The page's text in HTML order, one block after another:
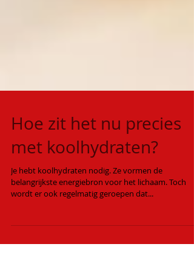
Hoe zit het nu precies
met koolhydraten?
Je hebt koolhydraten nodig. Ze vormen de
wordt er ook regelmatig geroepen dat...